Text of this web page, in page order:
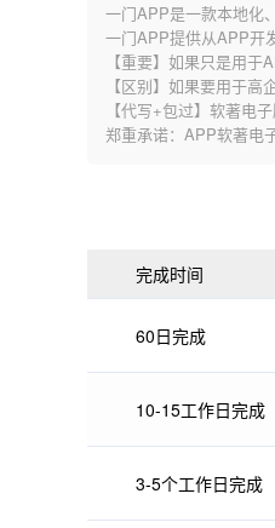
一门APP是一款本地化
一门APP提供从APP开
【重要】如果只是用
【区别】如果要用于
【代写+包过】软著电
郑重承诺：APP软著电
完成时间
60日完成
10-15工作日完成
3-5个工作日完成